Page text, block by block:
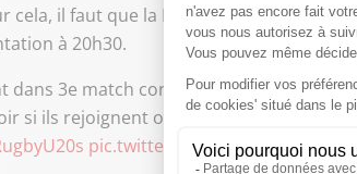
cela, il faut que la Nouvelle-Zélande ou
à 20h30.
dans 3e match contre l'Argentine. Ils
si ils rejoignent ou non les 1/2 finale de
pic.twitter.com/n4Fa00G4vt